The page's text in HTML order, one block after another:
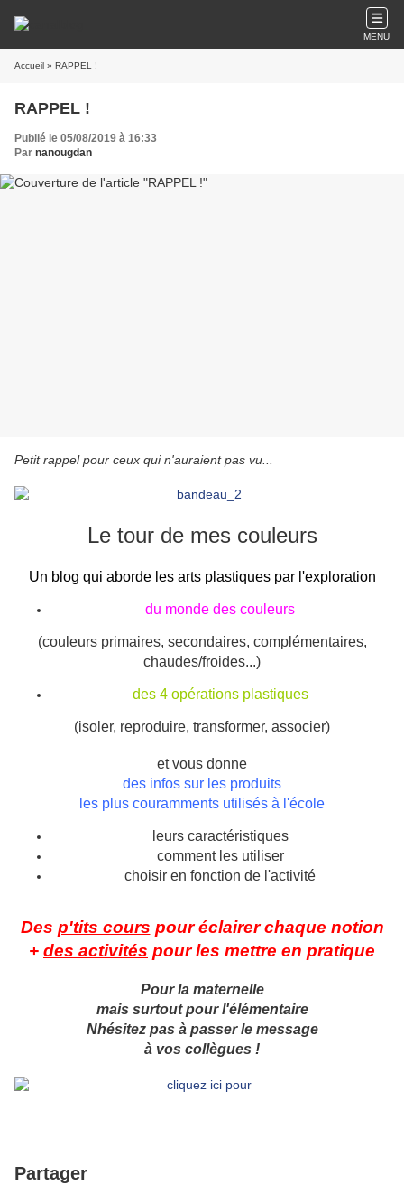
MENU
Accueil » RAPPEL !
RAPPEL !
Publié le 05/08/2019 à 16:33
Par nanougdan
Petit rappel pour ceux qui n'auraient pas vu...
Le tour de mes couleurs
Un blog qui aborde les arts plastiques par l'exploration
du monde des couleurs
(couleurs primaires, secondaires, complémentaires,
chaudes/froides...)
des 4 opérations plastiques
(isoler, reproduire, transformer, associer)
et vous donne
des infos sur les produits
les plus couramments utilisés à l'école
leurs caractéristiques
comment les utiliser
choisir en fonction de l'activité
Des p'tits cours pour éclairer chaque notion
+ des activités pour les mettre en pratique
Pour la maternelle
mais surtout pour l'élémentaire
Nhésitez pas à passer le message
à vos collègues !
Partager